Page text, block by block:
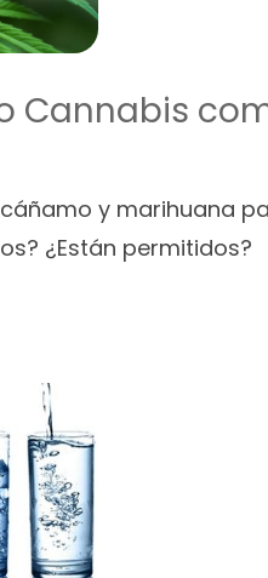
Cannabis
y marihuana
¿Están permitidos?